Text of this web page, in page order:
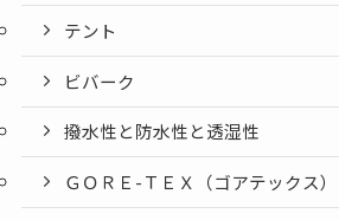
テント
ビバーク
撥水性と防水性と透湿性
ＧＯＲＥ-ＴＥＸ（ゴアテックス）